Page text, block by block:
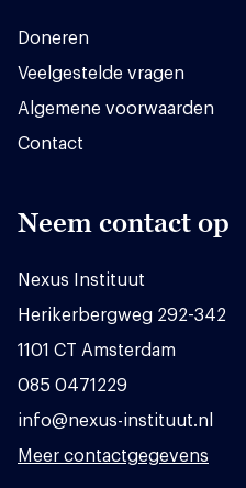
Doneren
Veelgestelde vragen
Algemene voorwaarden
Contact
Neem contact op
Nexus Instituut
Herikerbergweg 292-342
1101 CT Amsterdam
085 0471229
info@nexus-instituut.nl
Meer contactgegevens